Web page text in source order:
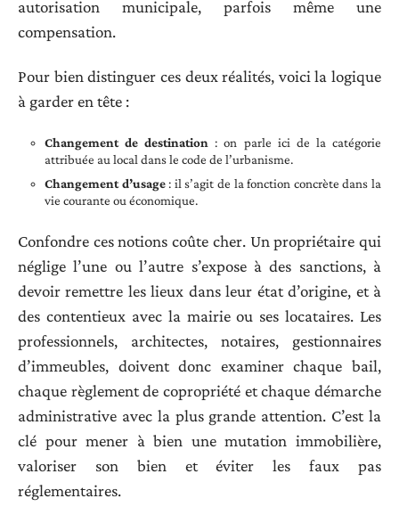
autorisation municipale, parfois même une
compensation.
Pour bien distinguer ces deux réalités, voici la logique
à garder en tête :
Changement de destination : on parle ici de la catégorie
attribuée au local dans le code de l’urbanisme.
Changement d’usage: il s’agit de la fonction concrète dans la
vie courante ou économique.
Confondre ces notions coûte cher. Un propriétaire qui
néglige l’une ou l’autre s’expose à des sanctions, à
devoir remettre les lieux dans leur état d’origine, et à
des contentieux avec la mairie ou ses locataires. Les
professionnels, architectes, notaires, gestionnaires
d’immeubles, doivent donc examiner chaque bail,
chaque règlement de copropriété et chaque démarche
administrative avec la plus grande attention. C’est la
clé pour mener à bien une mutation immobilière,
valoriser son bien et éviter les faux pas
réglementaires.